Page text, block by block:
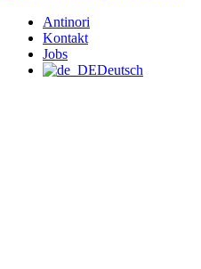
Antinori
Kontakt
Jobs
Deutsch